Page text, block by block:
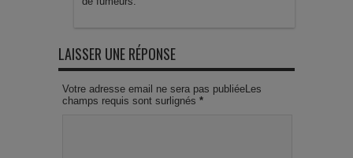
LAISSER UNE RÉPONSE
Votre adresse email ne sera pas publiéeLes
champs requis sont surlignés *